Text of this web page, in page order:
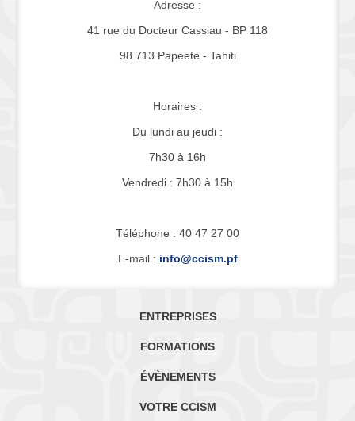
Adresse :
41 rue du Docteur Cassiau - BP 118
98 713 Papeete - Tahiti
Horaires :
Du lundi au jeudi :
7h30 à 16h
Vendredi : 7h30 à 15h
Téléphone : 40 47 27 00
E-mail : info@ccism.pf
ENTREPRISES
FORMATIONS
ÉVÈNEMENTS
VOTRE CCISM